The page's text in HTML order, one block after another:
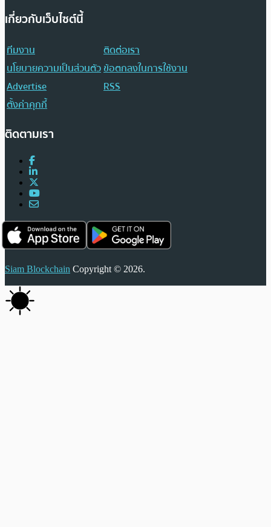
เกี่ยวกับเว็บไซต์นี้
ทีมงาน
ติดต่อเรา
นโยบายความเป็นส่วนตัวข้อตกลงในการใช้งาน
Advertise
RSS
ตั้งค่าคุกกี้
ติดตามเรา
Siam Blockchain Copyright © 2026.